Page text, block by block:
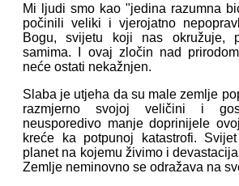
Mi ljudi smo kao "jedina razumna
počinili veliki i vjerojatno
Bogu, svijetu koji nas okružuje,
samima. I ovaj zločin nad
neće ostati nekažnjen.
Slaba je utjeha da su male zemlje
razmjerno svojoj veličini i
neusporedivo manje doprinijele
kreće ka potpunoj katastrofi.
planet na kojemu živimo i
Zemlje neminovno se odražava na